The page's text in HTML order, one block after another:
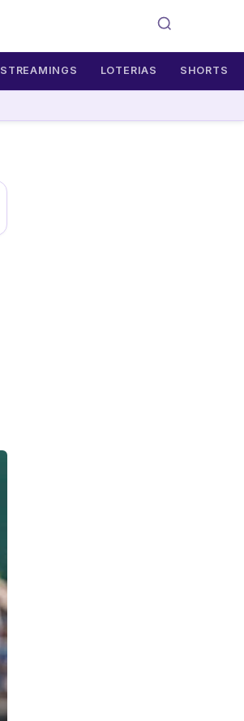
STREAMINGS LOTERIAS SHORTS